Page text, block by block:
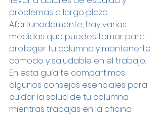
problemas a largo plazo.
Afortunadamente, hay varias
medidas que puedes tomar para
proteger tu columna y mantenerte
cómodo y saludable en el trabajo.
En esta guía te compartimos
algunos consejos esenciales para
cuidar la salud de tu columna
mientras trabajas en la oficina.